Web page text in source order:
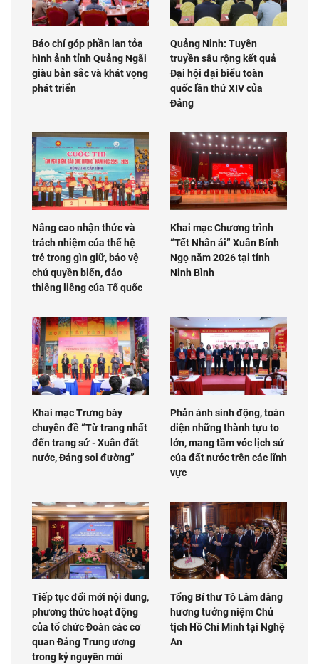
Báo chí góp phần lan tỏa
hình ảnh tỉnh Quảng Ngãi
giàu bản sắc và khát vọng
phát triển
Quảng Ninh: Tuyên
truyền sâu rộng kết quả
Đại hội đại biểu toàn
quốc lần thứ XIV của
Đảng
Nâng cao nhận thức và
trách nhiệm của thế hệ
trẻ trong gìn giữ, bảo vệ
chủ quyền biển, đảo
thiêng liêng của Tổ quốc
Khai mạc Chương trình
“Tết Nhân ái” Xuân Bính
Ngọ năm 2026 tại tỉnh
Ninh Bình
Khai mạc Trưng bày
chuyên đề “Từ trang nhất
đến trang sử - Xuân đất
nước, Đảng soi đường”
Phản ánh sinh động, toàn
diện những thành tựu to
lớn, mang tầm vóc lịch sử
của đất nước trên các lĩnh
vực
Tiếp tục đổi mới nội dung,
phương thức hoạt động
của tổ chức Đoàn các cơ
quan Đảng Trung ương
trong kỷ nguyên mới
Tổng Bí thư Tô Lâm dâng
hương tưởng niệm Chủ
tịch Hồ Chí Minh tại Nghệ
An